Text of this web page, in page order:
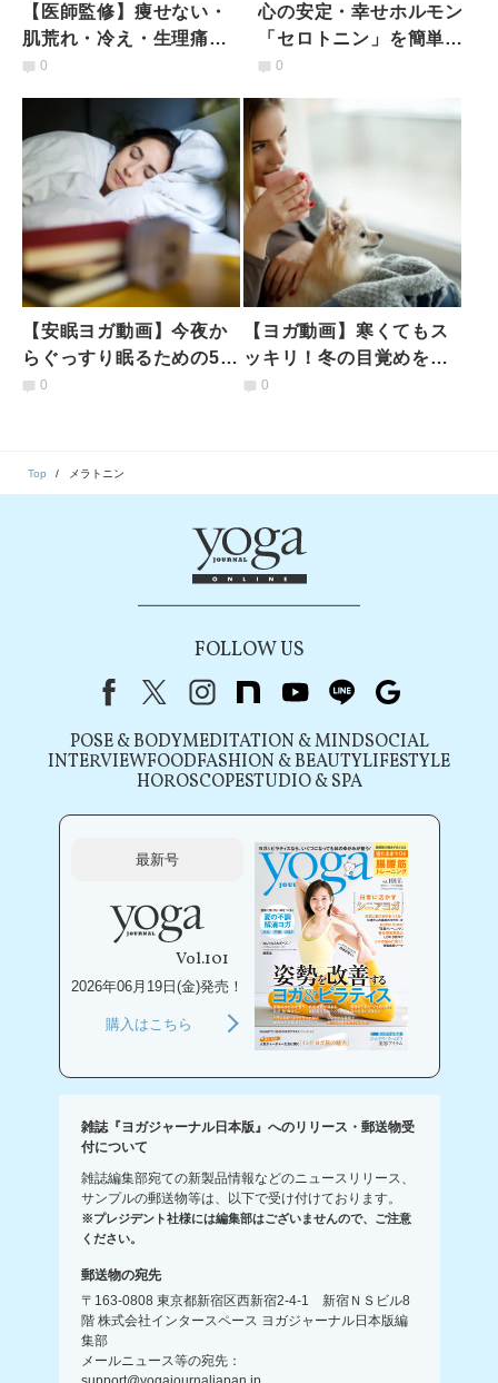
【医師監修】痩せない・
肌荒れ・冷え・生理痛・
憂鬱…全て腸に原因があ
0
心の安定・幸せホルモン
「セロトニン」を簡単に
増やす２つの習慣【心に
0
【安眠ヨガ動画】今夜か
らぐっすり眠るための5つ
のポイントと簡単ポーズ
0
【ヨガ動画】寒くてもス
ッキリ！冬の目覚めを快
適にする３つの方法
0
Top メラトニン
FOLLOW US
FacebookX（旧Twitter）
instagram
note youtubeline
POSE & BODYMEDITATION & MINDSOCIAL
INTERVIEWFOODFASHION & BEAUTYLIFESTYLE
HOROSCOPESTUDIO & SPA
最新号
Vol.101
2026年06月19日(金)発売！
購入はこちら
雑誌『ヨガジャーナル日本版』へのリリース・郵送物受
付について
雑誌編集部宛ての新製品情報などのニュースリリース、
サンプルの郵送物等は、以下で受け付けております。
※プレジデント社様には編集部はございませんので、ご注意
ください。
郵送物の宛先
〒163-0808 東京都新宿区西新宿2-4-1 新宿ＮＳビル8
階 株式会社インタースペース ヨガジャーナル日本版編
集部
メールニュース等の宛先：